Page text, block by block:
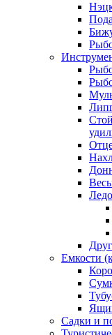
Емкости
Садки и